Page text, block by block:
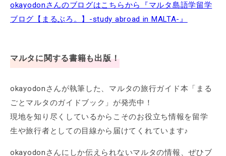
okayodonさんのブログはこちらから『マルタ島語学留学
ブログ【まるぶろ。】-study abroad in MALTA-』
マルタに関する書籍も出版！
okayodonさんが執筆した、マルタの旅行ガイド本「まる
ごとマルタのガイドブック」が発売中！
現地を知り尽くしているからこそのお役立ち情報を留学
生や旅行者としての目線から届けてくれています♪
okayodonさんにしか伝えられないマルタの情報、ぜひブ